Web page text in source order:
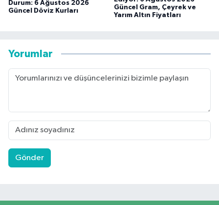
Durum: 6 Ağustos 2026
Güncel Döviz Kurları
Güncel Gram, Çeyrek ve
Yarım Altın Fiyatları
Yorumlar
Gönder